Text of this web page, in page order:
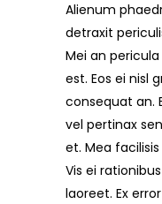
Alienum
detraxit
Mei an
est. Eos ei nisl
consequat an.
vel pertinax
et. Mea
Vis ei
laoreet. Ex